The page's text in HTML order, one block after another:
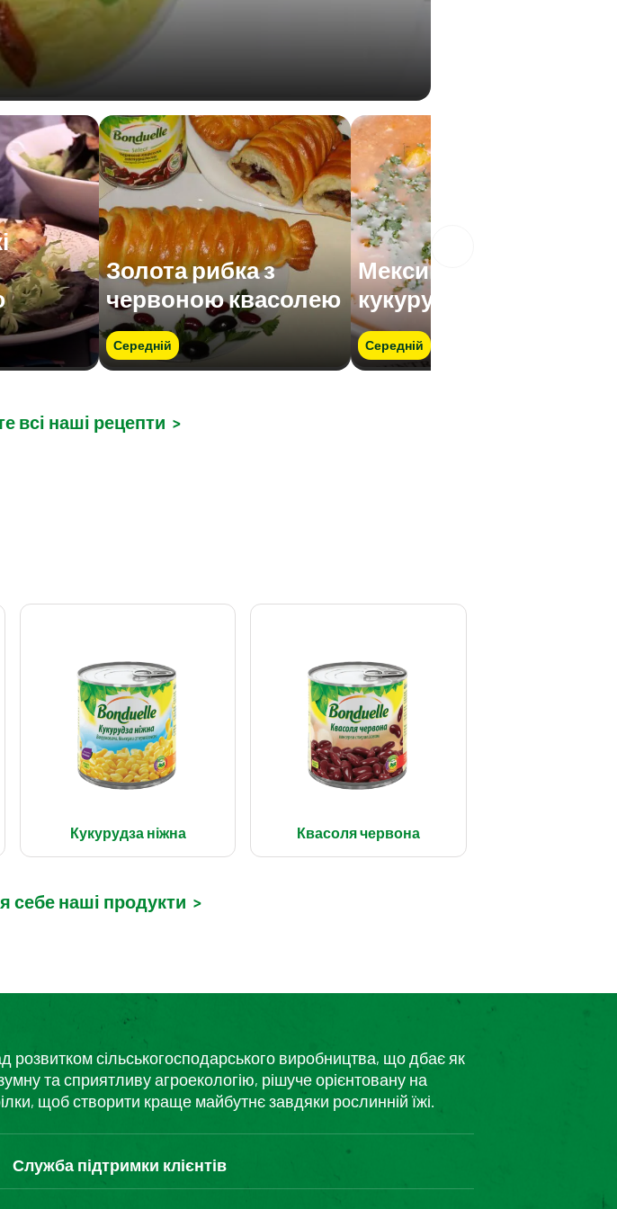
Золота рибка з
червоною квасолею
Середній
Мексиканський
кукурудзяний суп
Середній
всі наші рецепти >
Кукурудза ніжна Квасоля червона
себе наші продукти >
розвитком сільськогосподарського виробництва, що дбає як
та сприятливу агроекологію, рішуче орієнтовану на
щоб створити краще майбутнє завдяки рослинній їжі.
Служба підтримки клієнтів